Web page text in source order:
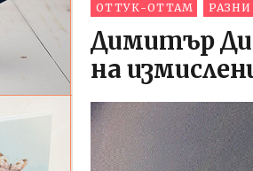
ОТТУК-ОТТАМ
Димитър
на